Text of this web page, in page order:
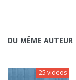
DU MÊME AUTEUR
25 vidéos